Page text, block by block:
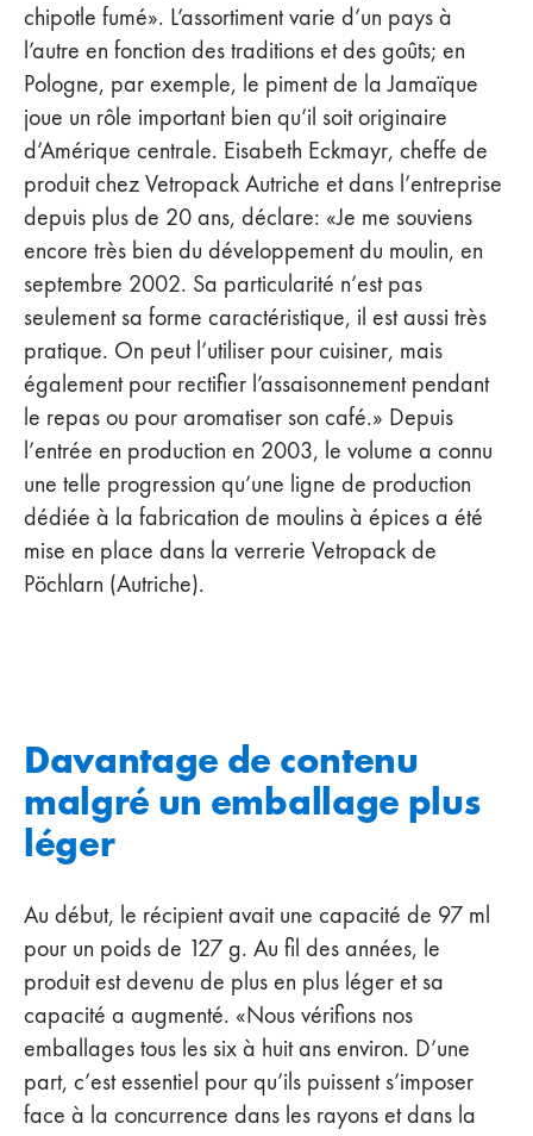
chipotle fumé». L’assortiment varie d’un pays à
l’autre en fonction des traditions et des goûts; en
Pologne, par exemple, le piment de la Jamaïque
joue un rôle important bien qu’il soit originaire
d’Amérique centrale. Eisabeth Eckmayr, cheffe de
produit chez Vetropack Autriche et dans l’entreprise
depuis plus de 20 ans, déclare: «Je me souviens
encore très bien du développement du moulin, en
septembre 2002. Sa particularité n’est pas
seulement sa forme caractéristique, il est aussi très
pratique. On peut l’utiliser pour cuisiner, mais
également pour rectifier l’assaisonnement pendant
le repas ou pour aromatiser son café.» Depuis
l’entrée en production en 2003, le volume a connu
une telle progression qu’une ligne de production
dédiée à la fabrication de moulins à épices a été
mise en place dans la verrerie Vetropack de
Pöchlarn (Autriche).
Davantage de contenu
malgré un emballage plus
léger
Au début, le récipient avait une capacité de 97 ml
pour un poids de 127 g. Au fil des années, le
produit est devenu de plus en plus léger et sa
capacité a augmenté. «Nous vérifions nos
emballages tous les six à huit ans environ. D’une
part, c’est essentiel pour qu’ils puissent s’imposer
face à la concurrence dans les rayons et dans la